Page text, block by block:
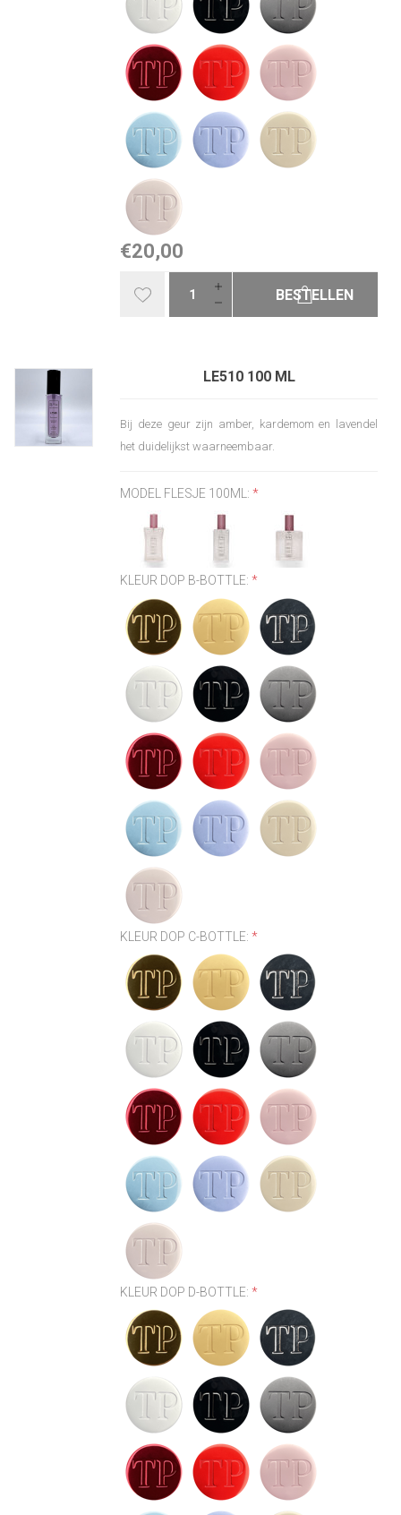
€20,00
BESTELLEN
LE510 100 ML
Bij deze geur zijn amber, kardemom en lavendel
het duidelijkst waarneembaar.
MODEL FLESJE 100ML:*
KLEUR DOP B-BOTTLE:*
KLEUR DOP C-BOTTLE:*
KLEUR DOP D-BOTTLE:*